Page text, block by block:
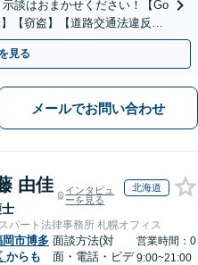
談はおまかせください！【Go
【窃盗】【道路交通法違反】
す！！
見る
メールでお問い合わせ
由佳
インタビュ
ーを見る
北海道
パート法律事務所 札幌オフィス
岡市博多
からも
面談方法(対
面・電話・ビデ
営業時間：0
9:00~21:00